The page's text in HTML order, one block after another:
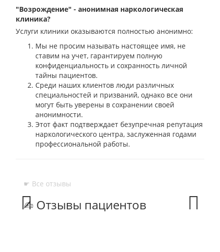
"Возрождение" - анонимная наркологическая
клиника?
Услуги клиники оказываются полностью анонимно:
Мы не просим называть настоящее имя, не
ставим на учет, гарантируем полную
конфиденциальность и сохранность личной
тайны пациентов.
Среди наших клиентов люди различных
специальностей и призваний, однако все они
могут быть уверены в сохранении своей
анонимности.
Этот факт подтверждает безупречная репутация
наркологического центра, заслуженная годами
профессиональной работы.
☛ Все отзывы
✍︎ Отзывы пациентов